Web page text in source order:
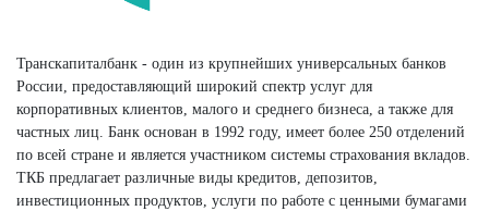
Транскапиталбанк - один из крупнейших универсальных банков
России, предоставляющий широкий спектр услуг для
корпоративных клиентов, малого и среднего бизнеса, а также для
частных лиц. Банк основан в 1992 году, имеет более 250 отделений
по всей стране и является участником системы страхования вкладов.
ТКБ предлагает различные виды кредитов, депозитов,
инвестиционных продуктов, услуги по работе с ценными бумагами